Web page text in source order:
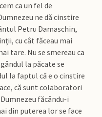
ca un fel de
ne dă cinstire
Petru Damaschin,
cu cât făceau mai
tare. Nu se smereau ca
la păcate se
la faptul că e o cinstire
că sunt colaboratori
făcându-i
din puterea lor se face